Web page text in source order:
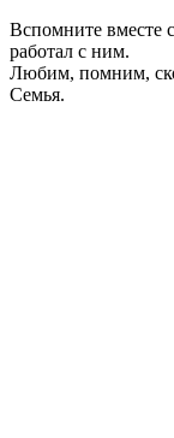
Вспомните вместе
работал с ним.
Любим, помним,
Семья.